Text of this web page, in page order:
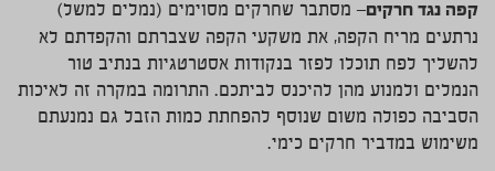
קפה נגד חרקים– מסתבר שחרקים מסוימים (נמלים למשל)
נרתעים מריח הקפה, את משקעי הקפה שצברתם והקפדתם לא
להשליך לפח תוכלו לפזר בנקודות אסטרטגיות בנתיב טור
הנמלים ולמנוע מהן להיכנס לביתכם. התרומה במקרה זה לאיכות
הסביבה כפולה משום שנוסף להפחתת כמות הזבל גם נמנעתם
משימוש במדביר חרקים כימי.